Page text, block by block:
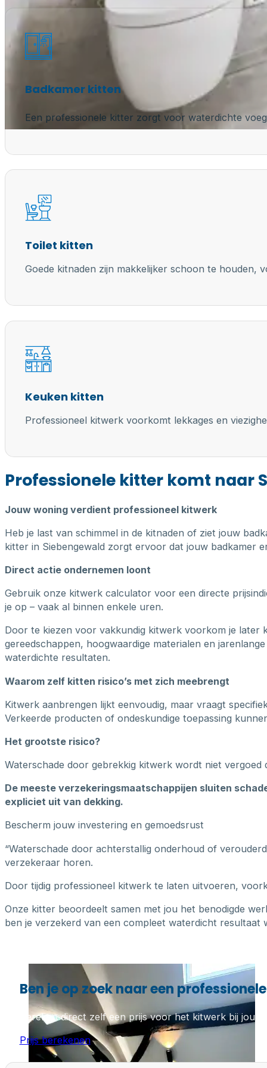
Badkamer kitten
Een professionele kitter zorgt voor waterdichte
Toilet kitten
Goede kitnaden zijn makkelijker schoon te houden,
Keuken kitten
Professioneel kitwerk voorkomt lekkages en
Professionele kitter komt naar
Jouw woning verdient professioneel kitwerk
Heb je last van schimmel in de kitnaden of ziet jouw
kitter in Siebengewald zorgt ervoor dat jouw badkamer
Direct actie ondernemen loont
Gebruik onze kitwerk calculator voor een directe
je op – vaak al binnen enkele uren.
Door te kiezen voor vakkundig kitwerk voorkom je later
gereedschappen, hoogwaardige materialen en
waterdichte resultaten.
Waarom zelf kitten risico’s met zich meebrengt
Kitwerk aanbrengen lijkt eenvoudig, maar vraagt
Verkeerde producten of ondeskundige toepassing
Het grootste risico?
Waterschade door gebrekkig kitwerk wordt niet
De meeste verzekeringsmaatschappijen sluiten
expliciet uit van dekking.
Bescherm jouw investering en gemoedsrust
“Waterschade door achterstallig onderhoud of
verzekeraar horen.
Door tijdig professioneel kitwerk te laten uitvoeren,
Onze kitter beoordeelt samen met jou het benodigde
ben je verzekerd van een compleet waterdicht resultaat
Ben je op zoek naar een
Bereken direct zelf een prijs voor het kitwerk bij jou
Prijs berekenen